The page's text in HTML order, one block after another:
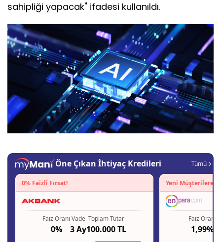
sahipliği yapacak" ifadesi kullanıldı.